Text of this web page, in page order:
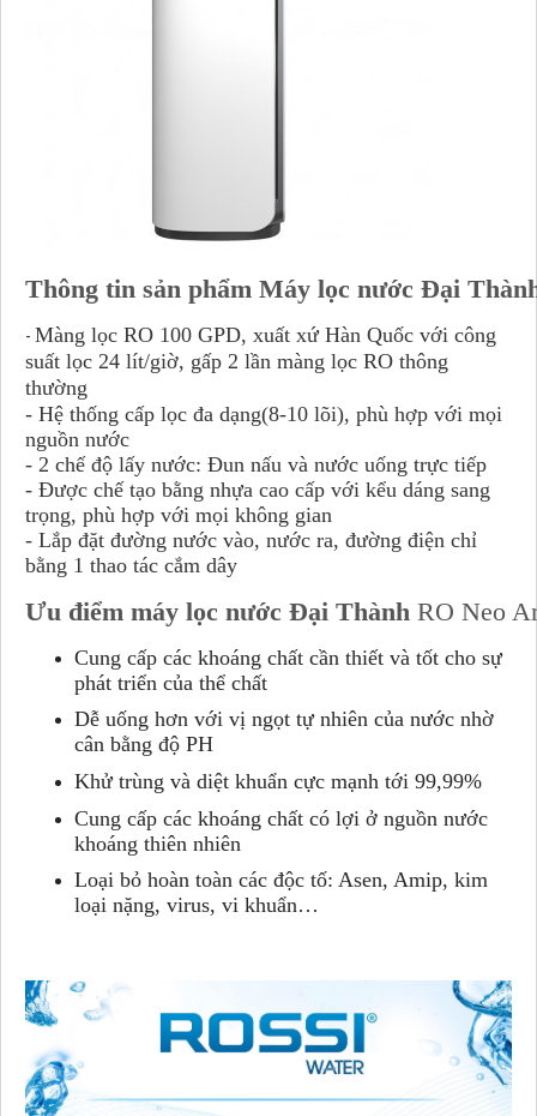
Thông tin sản phẩm Máy lọc nước Đại
- Màng lọc RO 100 GPD, xuất xứ Hàn Quốc với công
suất lọc 24 lít/giờ, gấp 2 lần màng lọc RO thông
thường
- Hệ thống cấp lọc đa dạng(8-10 lõi), phù hợp với mọi
nguồn nước
- 2 chế độ lấy nước: Đun nấu và nước uống trực tiếp
- Được chế tạo bằng nhựa cao cấp với kểu dáng sang
trọng, phù hợp với mọi không gian
- Lắp đặt đường nước vào, nước ra, đường điện chỉ
bằng 1 thao tác cắm dây
Ưu điểm máy lọc nước Đại Thành RO Neo
Cung cấp các khoáng chất cần thiết và tốt cho sự
phát triển của thể chất
Dễ uống hơn với vị ngọt tự nhiên của nước nhờ
cân bằng độ PH
Khử trùng và diệt khuẩn cực mạnh tới 99,99%
Cung cấp các khoáng chất có lợi ở nguồn nước
khoáng thiên nhiên
Loại bỏ hoàn toàn các độc tố: Asen, Amip, kim
loại nặng, virus, vi khuẩn…